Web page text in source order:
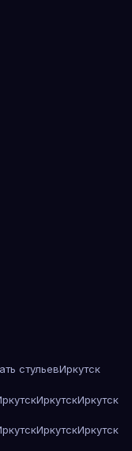
стульевИркутск
ИркутскИркутск
ИркутскИркутск